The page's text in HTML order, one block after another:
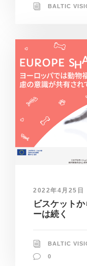
BALTIC
2022年4月25日
ビスケット
ーは続く
BALTIC
0